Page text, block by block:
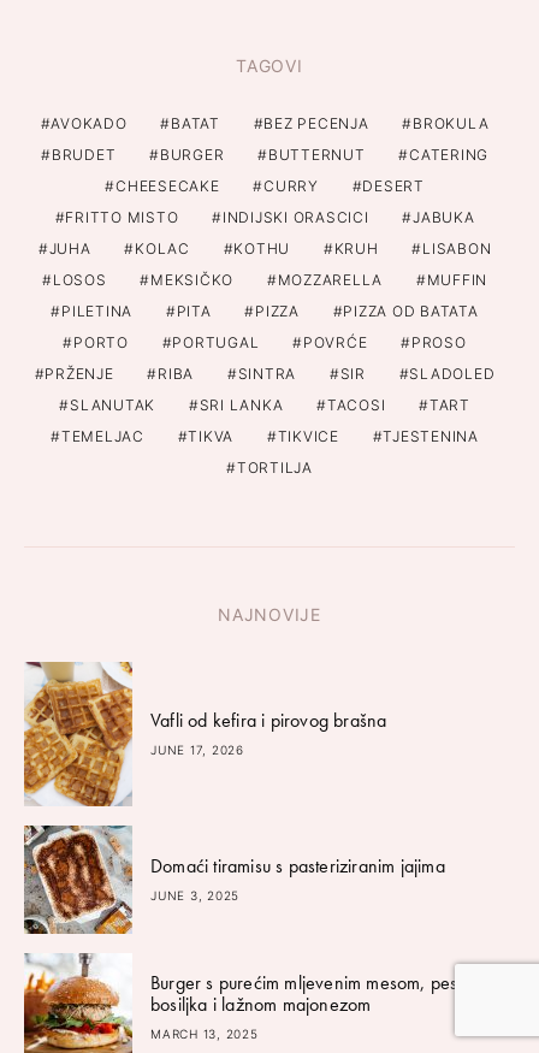
TAGOVI
AVOKADO BATAT BEZ PECENJA
BROKULA
BRUDET
BURGER BUTTERNUT
CATERING
CHEESECAKE
CURRY
DESERT
FRITTO MISTO
INDIJSKI ORASCICI
JABUKA
JUHA
KOLAC KOTHU KRUH
LISABON
LOSOS
MEKSIČKO MOZZARELLA
MUFFIN
PILETINA
PITA PIZZA
PIZZA OD BATATA
PORTO
PORTUGAL POVRĆE
PROSO
PRŽENJE
RIBA SINTRA SIR
SLADOLED
SLANUTAK
SRI LANKA TACOSI
TART
TEMELJAC
TIKVA TIKVICE
TJESTENINA
TORTILJA
NAJNOVIJE
Vafli od kefira i pirovog brašna
JUNE 17, 2026
Domaći tiramisu s pasteriziranim jajima
JUNE 3, 2025
Burger s purećim mljevenim mesom, pestom od
bosiljka i lažnom majonezom
MARCH 13, 2025